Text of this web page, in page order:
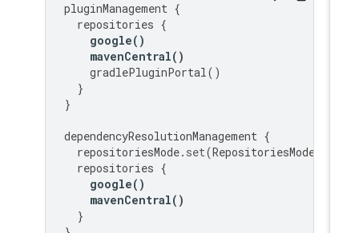
pluginManagement
repositories
google
mavenCentral
gradlePluginPortal
dependencyResolutionManagement
repositoriesMode.set(RepositoriesMode
repositories
google
mavenCentral